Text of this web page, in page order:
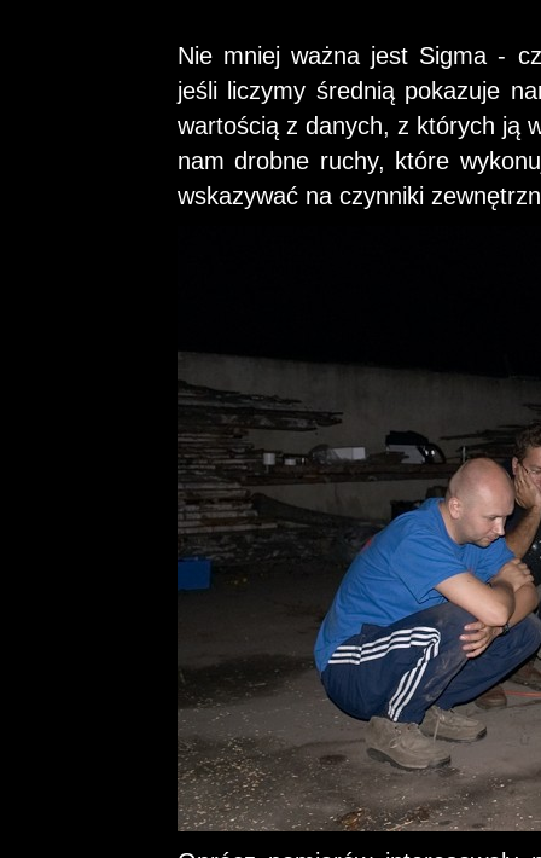
Nie mniej ważna jest Sigma -
jeśli liczymy średnią pokazuje
wartością z danych, z których ją
nam drobne ruchy, które
wskazywać na czynniki